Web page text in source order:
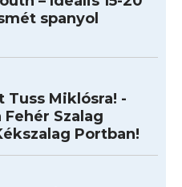
spanyol
Miklósra! -
Fehér Szalag
Portban!